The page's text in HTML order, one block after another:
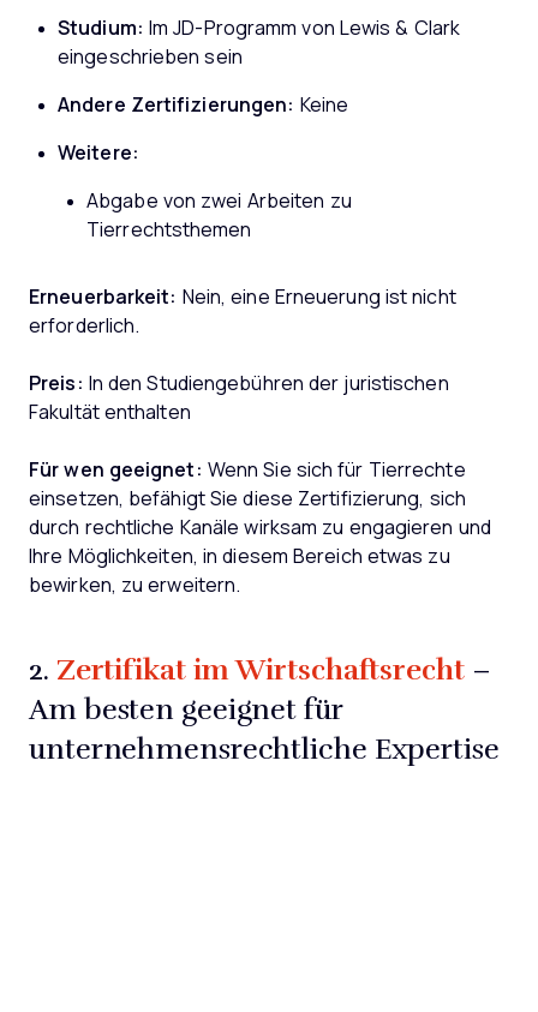
Studium: Im JD-Programm von Lewis & Clark
eingeschrieben sein
Andere Zertifizierungen: Keine
Weitere:
Abgabe von zwei Arbeiten zu
Tierrechtsthemen
Erneuerbarkeit: Nein, eine Erneuerung ist nicht
erforderlich.
Preis: In den Studiengebühren der juristischen
Fakultät enthalten
Für wen geeignet: Wenn Sie sich für Tierrechte
einsetzen, befähigt Sie diese Zertifizierung, sich
durch rechtliche Kanäle wirksam zu engagieren und
Ihre Möglichkeiten, in diesem Bereich etwas zu
bewirken, zu erweitern.
2. Zertifikat im Wirtschaftsrecht–
Am besten geeignet für
unternehmensrechtliche Expertise